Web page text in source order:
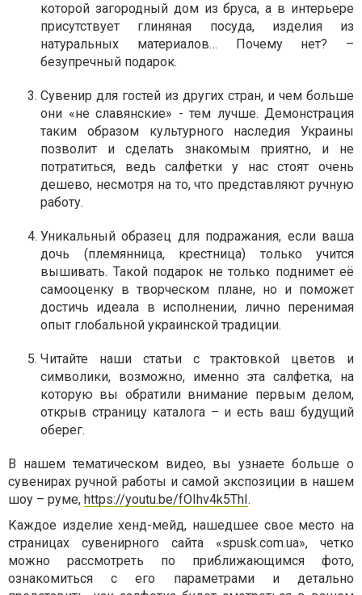
которой загородный дом из бруса, а в интерьере
присутствует глиняная посуда, изделия из
натуральных материалов… Почему нет? –
безупречный подарок.
Сувенир для гостей из других стран, и чем больше
они «не славянские» - тем лучше. Демонстрация
таким образом культурного наследия Украины
позволит и сделать знакомым приятно, и не
потратиться, ведь салфетки у нас стоят очень
дешево, несмотря на то, что представляют ручную
работу.
Уникальный образец для подражания, если ваша
дочь (племянница, крестница) только учится
вышивать. Такой подарок не только поднимет её
самооценку в творческом плане, но и поможет
достичь идеала в исполнении, лично перенимая
опыт глобальной украинской традиции.
Читайте наши статьи с трактовкой цветов и
символики, возможно, именно эта салфетка, на
которую вы обратили внимание первым делом,
открыв страницу каталога – и есть ваш будущий
оберег.
В нашем тематическом видео, вы узнаете больше о
сувенирах ручной работы и самой экспозиции в нашем
шоу – руме, https://youtu.be/fOIhv4k5ThI.
Каждое изделие хенд-мейд, нашедшее свое место на
страницах сувенирного сайта «spusk.com.ua», четко
можно рассмотреть по приближающимся фото,
ознакомиться с его параметрами и детально